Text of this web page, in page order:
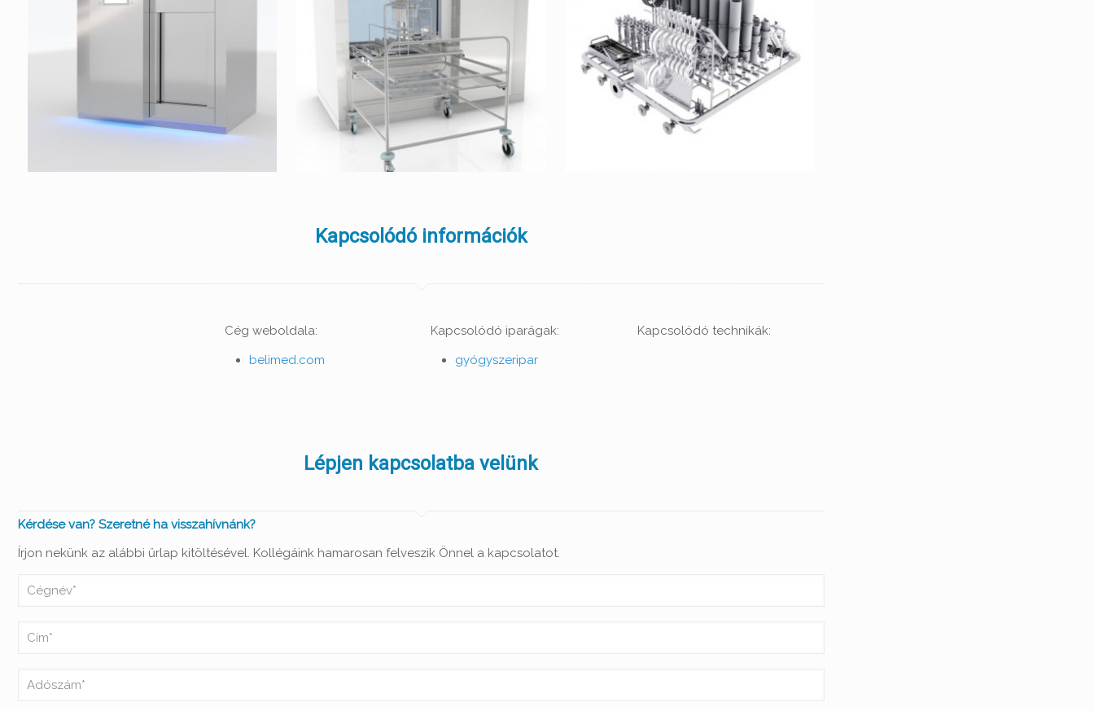
Kapcsolódó információk
Cég weboldala:
belimed.com
Kapcsolódó iparágak:
gyógyszeripar
Kapcsolódó technikák:
Lépjen kapcsolatba velünk
Kérdése van? Szeretné ha visszahívnánk?
Írjon nekünk az alábbi űrlap kitöltésével. Kollégáink hamarosan felveszik Önnel a kapcsolatot.